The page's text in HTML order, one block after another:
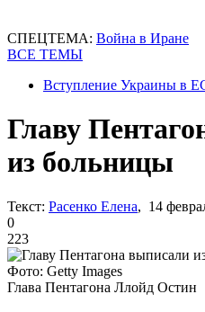
СПЕЦТЕМА: Война в Иране
ВСЕ ТЕМЫ
Вступление Украины в
Главу
из больницы
Текст: Расенко Елена, 14
0
223
Фото: Getty Images
Глава Пентагона Ллойд Остин